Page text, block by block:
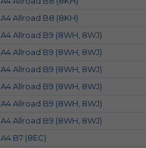
A4 Allroad B8 (8KH)
A4 Allroad B9 (8WH, 8WJ)
A4 Allroad B9 (8WH, 8WJ)
A4 Allroad B9 (8WH, 8WJ)
A4 Allroad B9 (8WH, 8WJ)
A4 Allroad B9 (8WH, 8WJ)
A4 Allroad B9 (8WH, 8WJ)
A4 B7 (8EC)